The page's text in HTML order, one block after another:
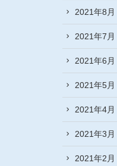
2021年8月
2021年7月
2021年6月
2021年5月
2021年4月
2021年3月
2021年2月